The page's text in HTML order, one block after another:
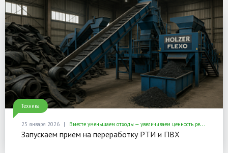
Техника
25 января 2026 Вместе уменьшаем отходы — увеличиваем ценность ресурсов
Запускаем прием на переработку РТИ и ПВХ